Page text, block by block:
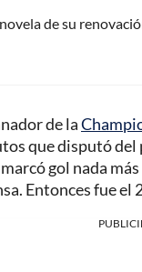
de su
de la
que disputó
gol nada
Entonces fue el